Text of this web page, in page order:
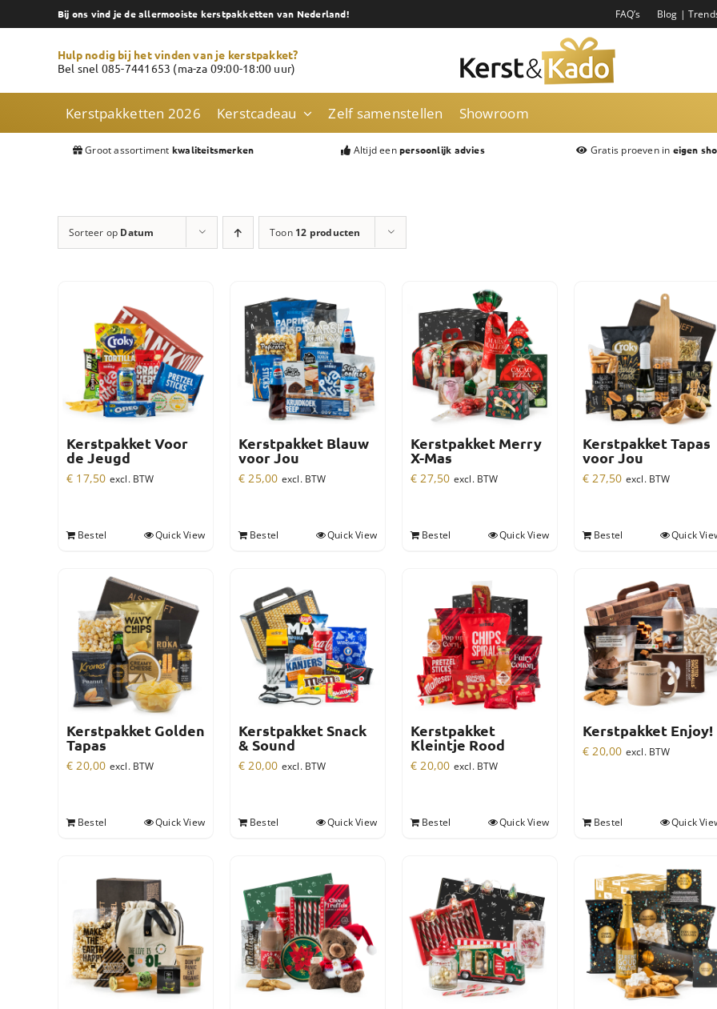
to
Bij ons vind je de allermooiste kerstpakketten van Nederland! FAQ’s Blog |
Hulp nodig bij het vinden van je kerstpakket?
Bel snel 085-7441653 (ma-za 09:00-18:00 uur)
Kerstpakketten 2026 Kerstcadeau Zelf samenstellen Showroom
Groot assortiment kwaliteitsmerken Altijd een persoonlijk advies Gratis proeven in eigen
Sorteer op Datum Toon 12 producten
Kerstpakket Voor
de Jeugd
€ 17,50 excl. BTW
Bestel Quick View
Kerstpakket Blauw
voor Jou
€ 25,00 excl. BTW
Bestel Quick View
Kerstpakket Merry
X-Mas
€ 27,50 excl. BTW
Bestel Quick View
Kerstpakket Tapas
voor Jou
€ 27,50 excl. BTW
Bestel Quick
Kerstpakket Golden
Tapas
€ 20,00 excl. BTW
Bestel Quick View
Kerstpakket Snack
& Sound
€ 20,00 excl. BTW
Bestel Quick View
Kerstpakket
Kleintje Rood
€ 20,00 excl. BTW
Bestel Quick View
Kerstpakket Enjoy!
€ 20,00 excl. BTW
Bestel Quick